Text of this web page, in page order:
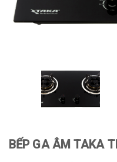
BẾP GA ÂM TAKA